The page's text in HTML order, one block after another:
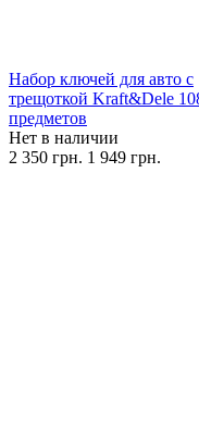
Набор ключей для авто с
трещоткой Kraft&Dele
предметов
Нет в наличии
2 350 грн. 1 949 грн.